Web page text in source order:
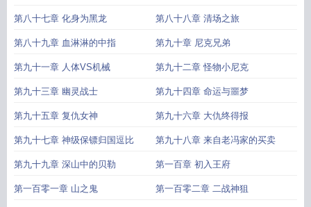
第八十七章 化身为黑龙 第八十八章 清场之旅
第八十九章 血淋淋的中指 第九十章 尼克兄弟
第九十一章 人体VS机械 第九十二章 怪物小尼克
第九十三章 幽灵战士 第九十四章 命运与噩梦
第九十五章 复仇女神 第九十六章 大仇终得报
第九十七章 神级保镖归国逗比 第九十八章 来自老冯家的买卖
第九十九章 深山中的贝勒 第一百章 初入王府
第一百零一章 山之鬼 第一百零二章 二战神狙